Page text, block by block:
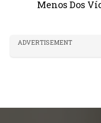
Menos Dos
ADVERTISEMENT